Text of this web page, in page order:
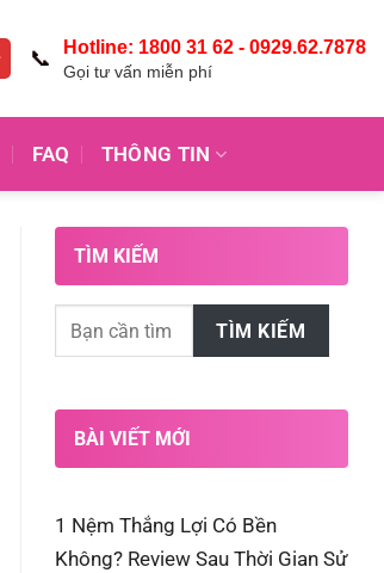
📞 Hotline: 1800 31 62 - 0929.62.7878
Gọi tư vấn miễn phí
FAQ THÔNG TIN
TÌM KIẾM
TÌM KIẾM
BÀI VIẾT MỚI
1 Nệm Thắng Lợi Có Bền
Không? Review Sau Thời Gian Sử